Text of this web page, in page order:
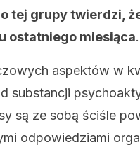
tej grupy twierdzi,
ostatniego miesiąca.
aspektów w
substancji
są ze sobą ściśle
odpowiedziami